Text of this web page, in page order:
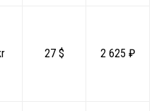
27 $ 2 625 ₽